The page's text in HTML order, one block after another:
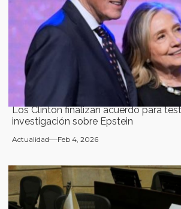
Los Clinton finalizan acuerdo para
investigación sobre Epstein
Actualidad Feb 4, 2026